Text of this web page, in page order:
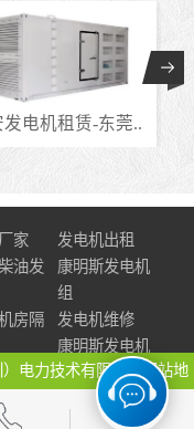
发电机租赁-东莞..
家
发电机出租
油发
康明斯发电机
组
房隔
发电机维修
康明斯发电机
电力技术有限公司 网站地